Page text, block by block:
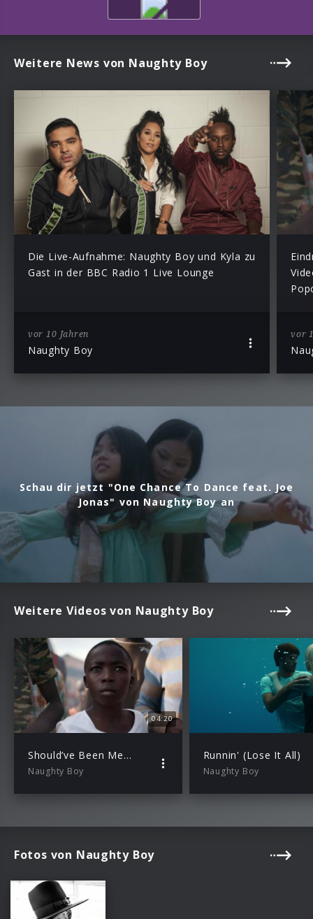
Weitere News von Naughty Boy
Die Live-Aufnahme: Naughty Boy und Kyla zu
Gast in der BBC Radio 1 Live Lounge
vor 10 Jahren
Naughty Boy
vor
Schau dir jetzt "One Chance To Dance feat. Joe
Jonas" von Naughty Boy an
Weitere Videos von Naughty Boy
04:20
Should’ve Been Me feat. Kyla und Popcaan
Naughty Boy
Runnin' (Lose It All)
Naughty Boy
Fotos von Naughty Boy